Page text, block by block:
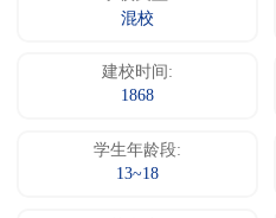
混校
建校时间:
1868
学生年龄段:
13~18